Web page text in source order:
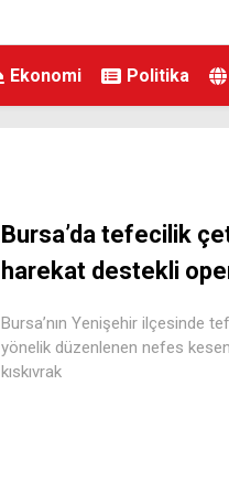
Ekonomi Politika
Bursa’da tefecilik
harekat destekli
Bursa’nın Yenişehir ilçesinde
yönelik düzenlenen nefes
kıskıvrak